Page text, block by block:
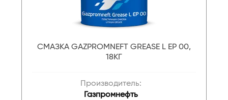
СМАЗКА GAZPROMNEFT GREASE L EP 00,
18КГ
Производитель:
Газпромнефть